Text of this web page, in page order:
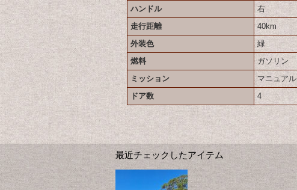
ハンドル
右
走行距離
40km
外装色
緑
燃料
ガソリン
ミッション
マニュアル
ドア数
4
最近チェックしたアイテム